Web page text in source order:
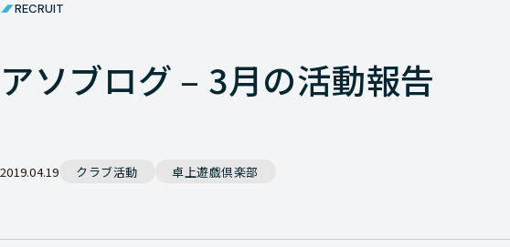
RECRUIT
アソブログ – 3月の活動報告
2019.04.19 クラブ活動 卓上遊戯倶楽部